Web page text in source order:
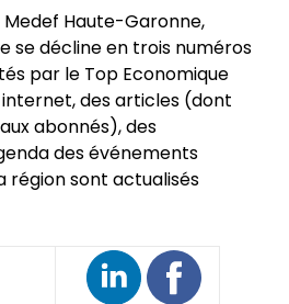
Medef Haute-Garonne,
se décline en trois numéros
par le Top Economique
des articles (dont
abonnés), des
des événements
région sont actualisés